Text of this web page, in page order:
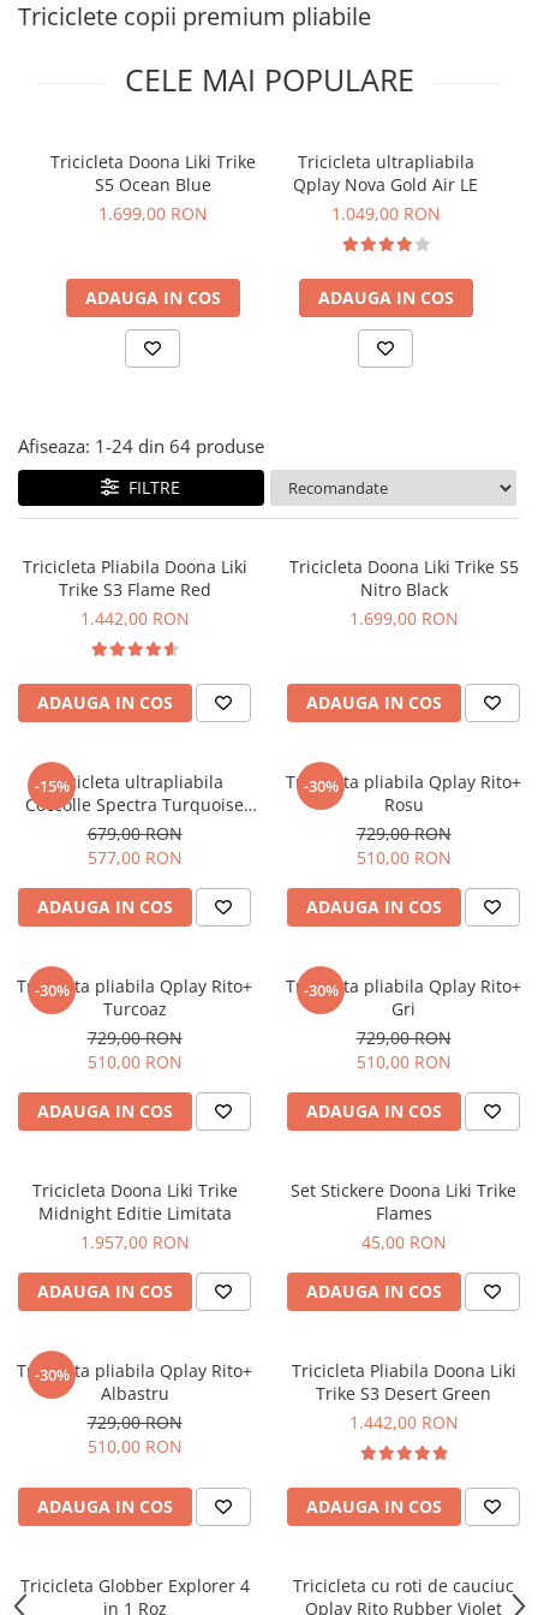
Decoratiuni
Jucarii educative
Figurine jucarii mici
Jucarii interactive
Frumusete si Bijuterii
Jocuri de societate
Triciclete copii premium pliabile
CELE MAI POPULARE
Tricicleta Doona Liki Trike
S5 Ocean Blue
1.699,00 RON
ADAUGA IN COS
Tricicleta ultrapliabila
Qplay Nova Gold Air LE
1.049,00 RON
ADAUGA IN COS
Afiseaza: 1-24 din 64 produse
FILTRE
Tricicleta Pliabila Doona Liki
Trike S3 Flame Red
1.442,00 RON
ADAUGA IN COS
Tricicleta Doona Liki Trike S5
Nitro Black
1.699,00 RON
ADAUGA IN COS
-15%
Tricicleta ultrapliabila
Coccolle Spectra Turquoise
Tide
679,00 RON
577,00 RON
ADAUGA IN COS
-30%
Tricicleta pliabila Qplay Rito+
Rosu
729,00 RON
510,00 RON
ADAUGA IN COS
-30%
Tricicleta pliabila Qplay Rito+
Turcoaz
729,00 RON
510,00 RON
ADAUGA IN COS
-30%
Tricicleta pliabila Qplay Rito+
Gri
729,00 RON
510,00 RON
ADAUGA IN COS
Tricicleta Doona Liki Trike
Midnight Editie Limitata
1.957,00 RON
ADAUGA IN COS
Set Stickere Doona Liki Trike
Flames
45,00 RON
ADAUGA IN COS
-30%
Tricicleta pliabila Qplay Rito+
Albastru
729,00 RON
510,00 RON
ADAUGA IN COS
Tricicleta Pliabila Doona Liki
Trike S3 Desert Green
1.442,00 RON
ADAUGA IN COS
Tricicleta Globber Explorer 4
in 1 Roz
Tricicleta cu roti de cauciuc
Qplay Rito Rubber Violet